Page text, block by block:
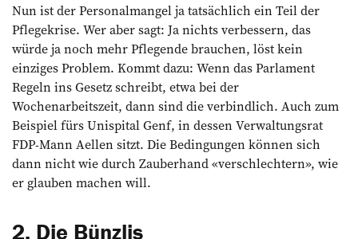
Nun ist der Personalmangel ja tatsächlich ein Teil der
Pflegekrise. Wer aber sagt: Ja nichts verbessern, das
würde ja noch mehr Pflegende brauchen, löst kein
einziges Problem. Kommt dazu: Wenn das Parlament
Regeln ins Gesetz schreibt, etwa bei der
Wochenarbeitszeit, dann sind die verbindlich. Auch zum
Beispiel fürs Unispital Genf, in dessen Verwaltungsrat
FDP-Mann Aellen sitzt. Die Bedingungen können sich
dann nicht wie durch Zauberhand «verschlechtern», wie
er glauben machen will.
2. Die Bünzlis